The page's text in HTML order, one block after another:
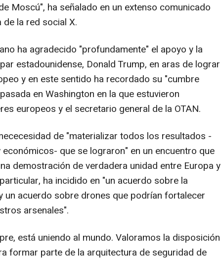
Moscú", ha señalado en un extenso comunicado
la red social X.
ha agradecido "profundamente" el apoyo y la
estadounidense, Donald Trump, en aras de lograr
y en este sentido ha recordado su "cumbre
en Washington en la que estuvieron
europeos y el secretario general de la OTAN.
de "materializar todos los resultados -
que se lograron" en un encuentro que
demostración de verdadera unidad entre Europa y
ha incidido en "un acuerdo sobre la
un acuerdo sobre drones que podrían fortalecer
arsenales".
está uniendo al mundo. Valoramos la disposición
formar parte de la arquitectura de seguridad de